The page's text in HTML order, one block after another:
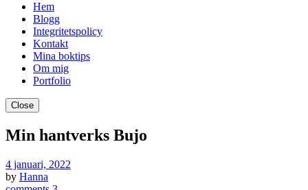
Hem
Blogg
Integritetspolicy
Kontakt
Mina boktips
Om mig
Portfolio
Close
Min hantverks Bujo
4 januari, 2022
by Hanna